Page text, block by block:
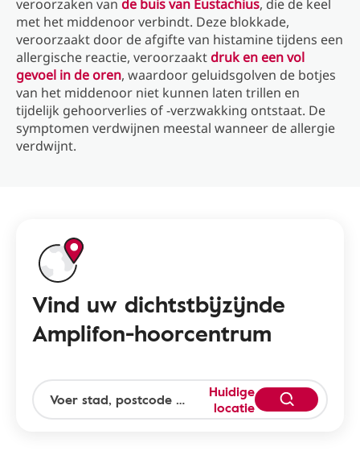
veroorzaken van de buis van Eustachius, die de keel
met het middenoor verbindt. Deze blokkade,
veroorzaakt door de afgifte van histamine tijdens een
allergische reactie, veroorzaaktdruk en een vol
gevoel in de oren, waardoor geluidsgolven de botjes
van het middenoor niet kunnen laten trillen en
tijdelijk gehoorverlies of -verzwakking ontstaat. De
symptomen verdwijnen meestal wanneer de allergie
verdwijnt.
Vind uw dichtstbijzijnde
Amplifon-hoorcentrum
Huidige
locatie